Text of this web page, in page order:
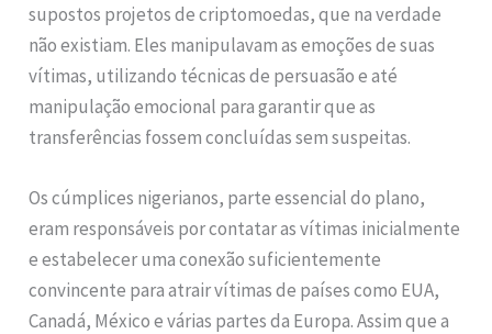
supostos projetos de criptomoedas, que na verdade
não existiam. Eles manipulavam as emoções de suas
vítimas, utilizando técnicas de persuasão e até
manipulação emocional para garantir que as
transferências fossem concluídas sem suspeitas.
Os cúmplices nigerianos, parte essencial do plano,
eram responsáveis por contatar as vítimas inicialmente
e estabelecer uma conexão suficientemente
convincente para atrair vítimas de países como EUA,
Canadá, México e várias partes da Europa. Assim que a